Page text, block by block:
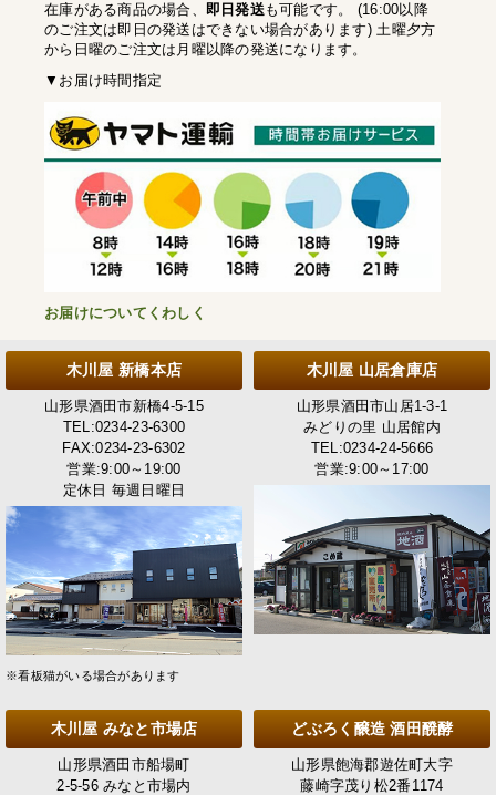
在庫がある商品の場合、 即日発送も可能です。 (16:00以降
のご注文は即日の発送はできない場合があります) 土曜夕方
から日曜のご注文は月曜以降の発送になります。
▼お届け時間指定
お届けについてくわしく
木川屋 新橋本店
山形県酒田市新橋4-5-15
TEL:0234-23-6300
FAX:0234-23-6302
営業:9:00～19:00
定休日 毎週日曜日
※看板猫がいる場合があります
木川屋 山居倉庫店
山形県酒田市山居1-3-1
みどりの里 山居館内
TEL:0234-24-5666
営業:9:00～17:00
木川屋 みなと市場店
山形県酒田市船場町
2-5-56 みなと市場内
どぶろく醸造 酒田醗酵
山形県飽海郡遊佐町大字
藤崎字茂り松2番1174